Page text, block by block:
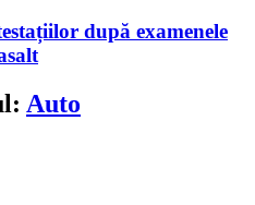
după examenele
Auto